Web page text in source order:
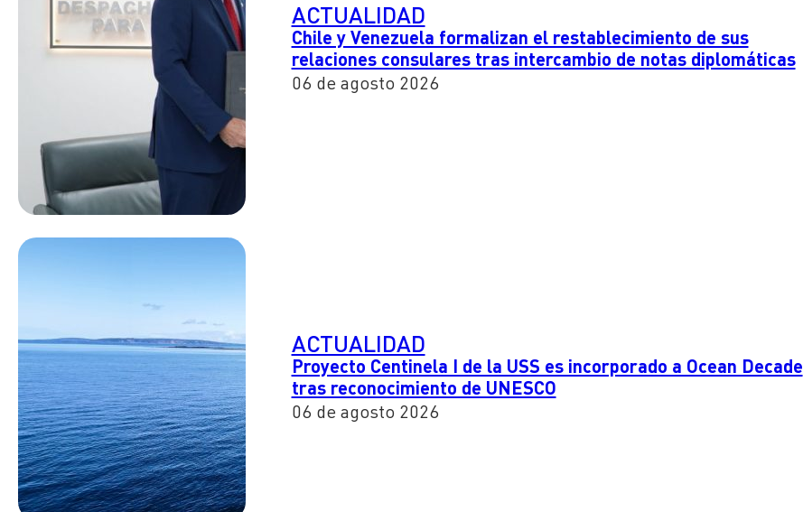
ACTUALIDAD
Chile y Venezuela formalizan el restablecimiento de sus
relaciones consulares tras intercambio de notas diplomáticas
06 de agosto 2026
ACTUALIDAD
Proyecto Centinela I de la USS es incorporado a Ocean Decade
tras reconocimiento de UNESCO
06 de agosto 2026